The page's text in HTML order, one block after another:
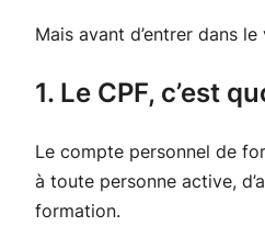
Mais avant d’entrer dans
1. Le CPF, c’est
Le compte personnel de
à toute personne active,
formation.